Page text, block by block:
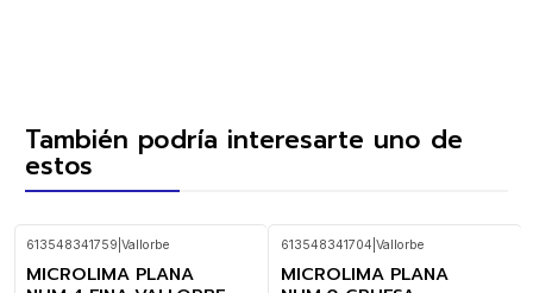
También podría interesarte uno de
estos
-29%
OFF
613548341759 Vallorbe
MICROLIMA PLANA
-29%
OFF
613548341704 Vallorbe
MICROLIMA PLANA